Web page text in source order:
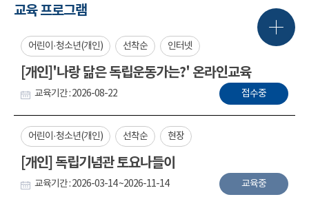
교육 프로그램
어린이·청소년(개인) 선착순 인터넷
[개인]'나랑 닮은 독립운동가는?' 온라인교육
교육기간 : 2026-08-22 접수중
어린이·청소년(개인) 선착순 현장
[개인] 독립기념관 토요나들이
교육기간 : 2026-03-14 ~2026-11-14 교육중